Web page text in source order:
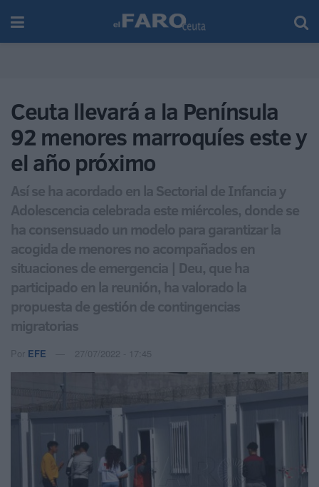
Ceuta llevará a la Península
92 menores marroquíes este y
el año próximo
Así se ha acordado en la Sectorial de Infancia y
Adolescencia celebrada este miércoles, donde se
ha consensuado un modelo para garantizar la
acogida de menores no acompañados en
situaciones de emergencia | Deu, que ha
participado en la reunión, ha valorado la
propuesta de gestión de contingencias
migratorias
Por EFE 27/07/2022 - 17:45